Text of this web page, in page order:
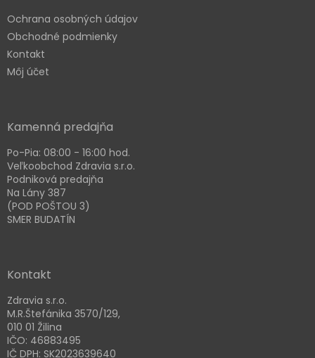
e
Ochrana osobných údajov
Obchodné podmienky
Kontakt
Môj účet
Kamenná predajňa
Po-Pia: 08:00 - 16:00 hod.
Veľkoobchod Zdravia s.r.o.
Podniková predajňa
Na Lány 387
(POD POŠTOU 3)
SMER BUDATÍN
Kontakt
Zdravia s.r.o.
M.R.Štefánika 3570/129,
010 01 Žilina
IČO: 46883495
IČ DPH: SK2023639640